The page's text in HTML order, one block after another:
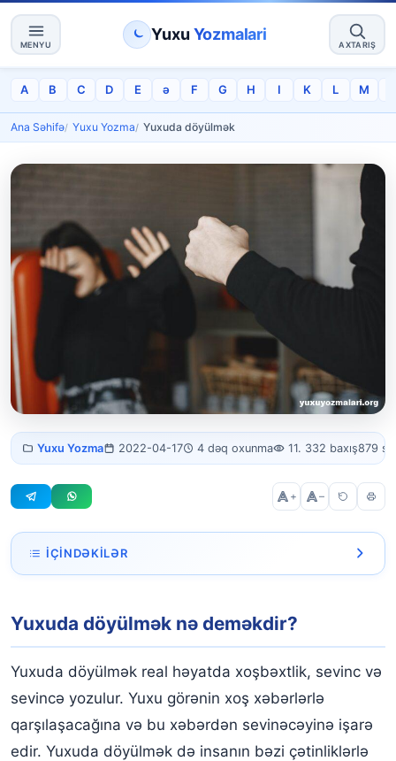
MENYU
Yuxu Yozmalari
AXTARIŞ
A B C D E ə F G H I K L M
Ana Səhifə Yuxu Yozma Yuxuda döyülmək
Yuxuda
döyülmək
Yuxu Yozma 2022-04-17 4 dəq oxunma 11. 332 baxış879
+ –
İÇINDƏKILƏR
Yuxuda döymək
Yuxuda döyüldüyünü görmək
Yuxuda atanız tərəfindən döyülmək
Yuxuda döyülmək nə deməkdir?
Yuxuda döyülmək real həyatda xoşbəxtlik, sevinc və
sevincə yozulur. Yuxu görənin xoş xəbərlərlə
qarşılaşacağına və bu xəbərdən sevinəcəyinə işarə
edir. Yuxuda döyülmək də insanın bəzi çətinliklərlə